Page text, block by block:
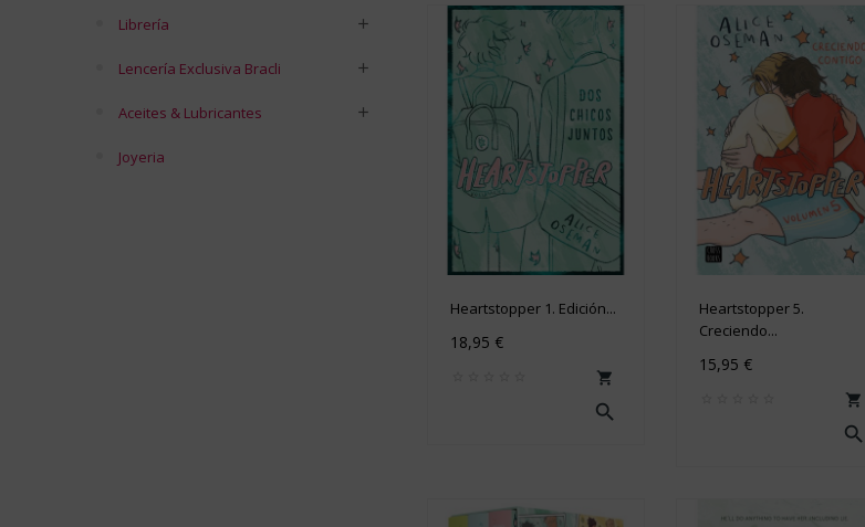
Librería
Lencería Exclusiva Bracli
Aceites & Lubricantes
Joyeria
Heartstopper 1. Edición...
18,95 €


Heartstopper 5.
Creciendo...
15,95 €

